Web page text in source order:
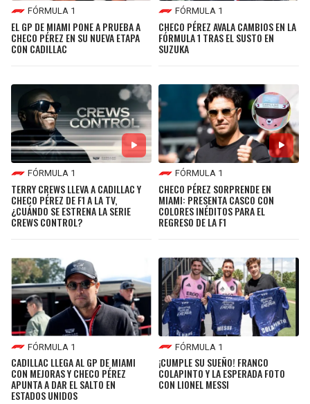
FÓRMULA 1
EL GP DE MIAMI PONE A PRUEBA A
CHECO PÉREZ EN SU NUEVA ETAPA
CON CADILLAC
FÓRMULA 1
CHECO PÉREZ AVALA CAMBIOS EN LA
FÓRMULA 1 TRAS EL SUSTO EN
SUZUKA
FÓRMULA 1
TERRY CREWS LLEVA A CADILLAC Y
CHECO PÉREZ DE F1 A LA TV,
¿CUÁNDO SE ESTRENA LA SERIE
CREWS CONTROL?
FÓRMULA 1
CHECO PÉREZ SORPRENDE EN
MIAMI: PRESENTA CASCO CON
COLORES INÉDITOS PARA EL
REGRESO DE LA F1
FÓRMULA 1
CADILLAC LLEGA AL GP DE MIAMI
CON MEJORAS Y CHECO PÉREZ
APUNTA A DAR EL SALTO EN
ESTADOS UNIDOS
FÓRMULA 1
¡CUMPLE SU SUEÑO! FRANCO
COLAPINTO Y LA ESPERADA FOTO
CON LIONEL MESSI